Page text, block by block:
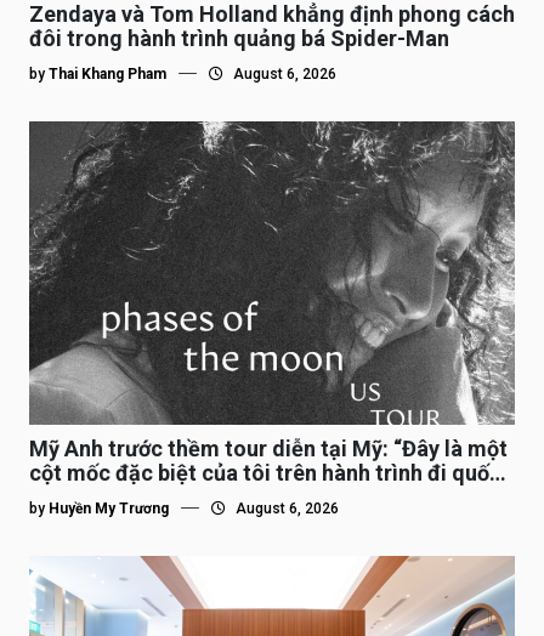
Zendaya và Tom Holland khẳng định phong cách
đôi trong hành trình quảng bá Spider-Man
by Thai Khang Pham August 6, 2026
Mỹ Anh trước thềm tour diễn tại Mỹ: “Đây là một
cột mốc đặc biệt của tôi trên hành trình đi quốc
tế”
by Huyền My Trương August 6, 2026